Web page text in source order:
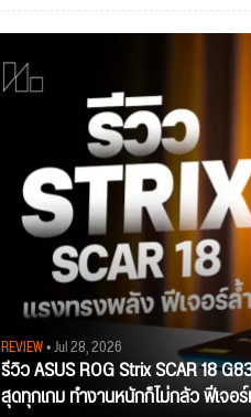
REVIEW• Jul 28, 2026
รีวิว ASUS ROG Strix SCAR 18
สุดทุกเกม ทำงานหนักก็ไม่กลัว ฟีเจอ